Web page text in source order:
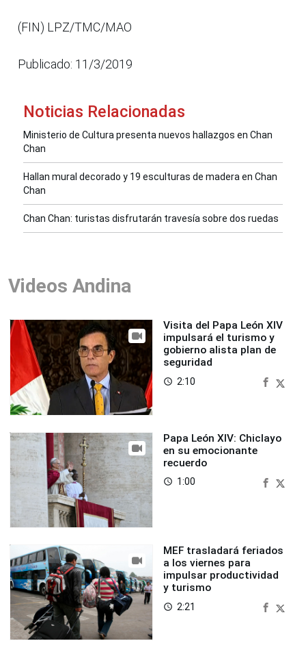
(FIN) LPZ/TMC/MAO
Publicado: 11/3/2019
Noticias Relacionadas
Ministerio de Cultura presenta nuevos hallazgos en Chan
Chan
Hallan mural decorado y 19 esculturas de madera en Chan
Chan
Chan Chan: turistas disfrutarán travesía sobre dos ruedas
Videos Andina
Visita del Papa León XIV
impulsará el turismo y
gobierno alista plan de
seguridad
access_time 2:10
Papa León XIV: Chiclayo
en su emocionante
recuerdo
access_time 1:00
MEF trasladará feriados
a los viernes para
impulsar productividad
y turismo
access_time 2:21